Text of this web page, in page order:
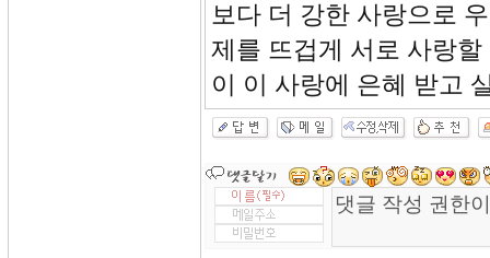
보다 더 강한 사랑으로
제를 뜨겁게 서로 사랑
이 이 사랑에 은혜 받고